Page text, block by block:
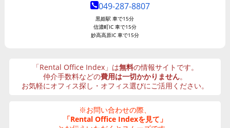
049-287-8807
黒姫駅 車で15分
信濃町IC 車で15分
妙高高原IC 車で15分
「Rental Office Index」は無料の情報サイトです。
仲介手数料などの費用は一切かかりません。
お気軽にオフィス探し・オフィス選びにご活用ください。
※お問い合わせの際、
「Rental Office Indexを見て」